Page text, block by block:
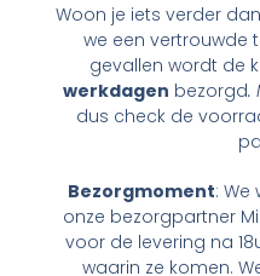
Woon je iets verder
we een vertrouwde
gevallen wordt de
werkdagen bezorgd.
dus check de
Bezorgmoment:
onze bezorgpartner
voor de levering na
waarin ze komen.